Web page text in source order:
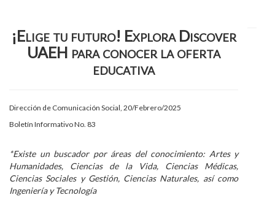
Patronato
Acreditación Internacional
Aspirantes
Personal
¡Elige tu futuro! Explora Discover
UAEH para conocer la oferta
educativa
Dirección de Comunicación Social, 20/Febrero/2025
Boletín Informativo No. 83
*Existe un buscador por áreas del conocimiento: Artes y
Humanidades, Ciencias de la Vida, Ciencias Médicas,
Ciencias Sociales y Gestión, Ciencias Naturales, así como
Ingeniería y Tecnología